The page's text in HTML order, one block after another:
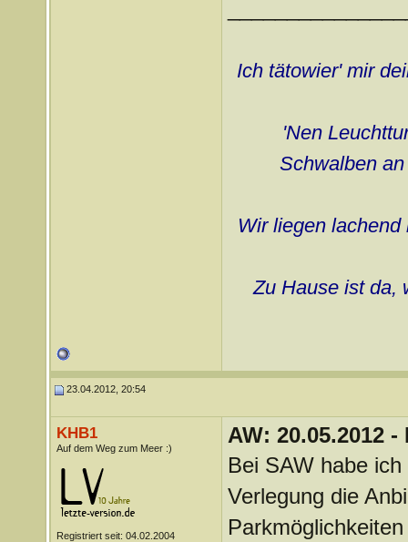
Ich tätowier' mir
'Nen
Schwalben
Wir liegen
Zu Hause ist da,
23.04.2012, 20:54
KHB1
Auf dem Weg zum Meer :)
Registriert seit: 04.02.2004
AW: 20.05.2012
Bei SAW habe
Verlegung die